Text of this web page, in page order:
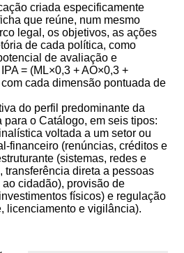
criada especificamente
que reúne, num mesmo
legal, os objetivos, as ações
de cada política, como
de avaliação e
= (ML×0,3 + AO×0,3 +
cada dimensão pontuada de
do perfil predominante da
para o Catálogo, em seis tipos:
voltada a um setor ou
financeiro (renúncias, créditos e
(sistemas, redes e
transferência direta a pessoas
cidadão), provisão de
físicos) e regulação
licenciamento e vigilância).